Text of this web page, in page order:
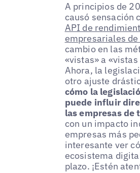
A principios de
causó sensación
API de
empresariales de
cambio en las
«vistas» a
Ahora, la
otro ajuste
cómo la
puede influir
las empresas de
con un impacto
empresas más
interesante ver
ecosistema
plazo. ¡Estén